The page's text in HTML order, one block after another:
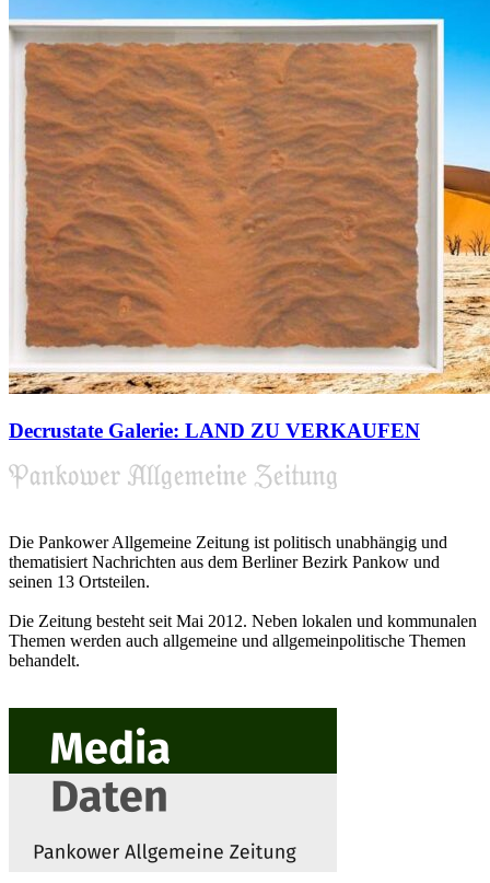
Decrustate Galerie: LAND ZU VERKAUFEN
Die Pankower Allgemeine Zeitung ist politisch unabhängig und
thematisiert Nachrichten aus dem Berliner Bezirk Pankow und
seinen 13 Ortsteilen.
Die Zeitung besteht seit Mai 2012. Neben lokalen und kommunalen
Themen werden auch allgemeine und allgemeinpolitische Themen
behandelt.